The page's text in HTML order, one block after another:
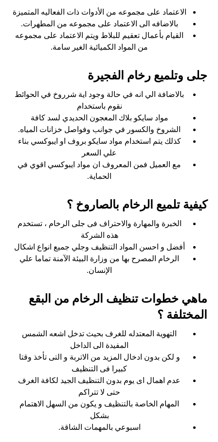
الاعتماد على مجموعه من الأدوات ذات الفعاليه المتميزة
بالاضافه الى الاعتماد على مجموعه من المطهرات.
القيام بأعمال تعقيم للبلاط ويتم الاعتماد على مجموعه
من المواد الكميائية الغير سامة.
جلى وتلميع رخام الفجيرة
بالاضافة الي انه في حالة وجود اية شرروخ في الحوائط
نقوم باستخدام
مواد سايكو بلاك المعجون الحديدي لسد كافة
الشروخ والكسور في جوانب وفواصل خزانات المياه.
كذلك يتم استخدام مواد سايكو بروف او ايبوكسي بناء
علي السعر
مع العميل فمن المعروف ان مواد ايبوكسي اقوي في
الحماية.
كيفية تلميع الرخام بالصاروخ ؟
الخبرة والمهارة والاحتراف فى جلى الرخام ، تستخدم
هذه الشركة
أفضل و احسن المواد التنظيف وجلي جميع انواع اشكال
الرخام المصرح بها من وزارة البيئة الآمنة تماما علي
الإنسان.
ماهي خطوات تنظيف الرخام من البقع
المختلفة ؟
التهوية المعتدله للغرف بحيث تدخل اشعه الشمس
المفيدة الى الداخل
و لكن بدون ادخال المزيد من الاتربة و التى تأخذ وقتا
كبيرا فى التنظيف
عدم اهمال اى يوم بدون التنظيف الجيد لكافة الغرف
حتى لا تتراكم
المهام الخاصة بالتنظيف و يكون من السهل الاهتمام
بشكل
اسبوعي بالمهمات الشاقة.